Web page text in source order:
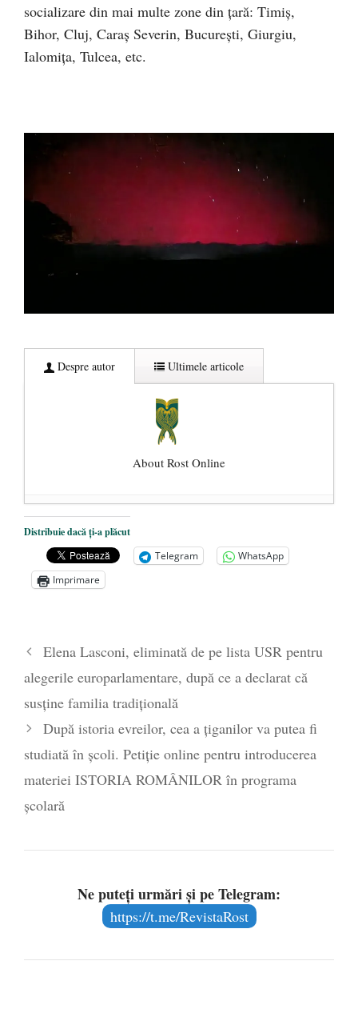
socializare din mai multe zone din țară: Timiș,
Bihor, Cluj, Caraș Severin, București, Giurgiu,
Ialomița, Tulcea, etc.
Despre autor Ultimele articole
About Rost Online
Dezvăluiri cutremurătoare despre
președintele Ucrainei, Volodymyr
Zelensky
- 13 mai 2026
Statul care servește Națiunea
poetului Octavian Goga, înlăturat din Iași
- 16 aprilie 2026
Distribuie dacă ți-a plăcut
Telegram
WhatsApp
Imprimare
Elena Lasconi, eliminată de pe lista USR pentru
alegerile europarlamentare, după ce a declarat că
susține familia tradițională
După istoria evreilor, cea a țiganilor va putea fi
studiată în școli. Petiție online pentru introducerea
materiei ISTORIA ROMÂNILOR în programa
școlară
Ne puteți urmări și pe Telegram:
https://t.me/RevistaRost